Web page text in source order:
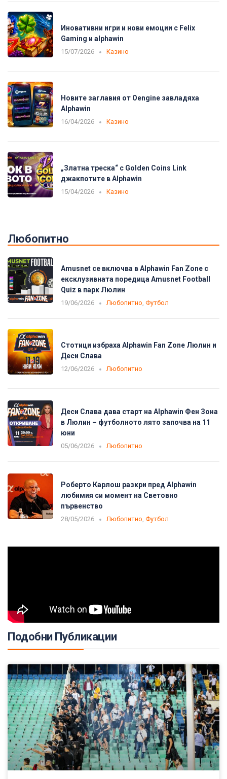
Иновативни игри и нови емоции с Felix
Gaming и alphawin
15/07/2026 Казино
Новите заглавия от Oengine завладяха
Alphawin
16/04/2026 Казино
„Златна треска“ с Golden Coins Link
джакпотите в Alphawin
15/04/2026 Казино
Любопитно
Amusnet се включва в Alphawin Fan Zone с
ексклузивната поредица Amusnet Football
Quiz в парк Люлин
19/06/2026 Любопитно Футбол
Стотици избраха Alphawin Fan Zone Люлин и
Деси Слава
12/06/2026 Любопитно
Деси Слава дава старт на Alphawin Фен Зона
в Люлин – футболното лято започва на 11
юни
05/06/2026 Любопитно
Роберто Карлош разкри пред Alphawin
любимия си момент на Световно
първенство
28/05/2026 Любопитно Футбол
Подобни Публикации